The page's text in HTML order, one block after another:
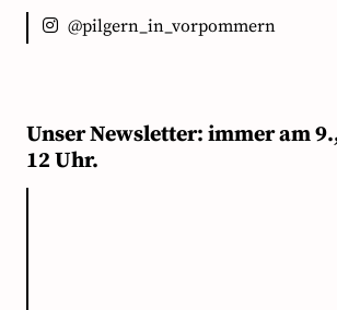
@pilgern_in_vorpommern
Unser Newsletter: immer am
12 Uhr.